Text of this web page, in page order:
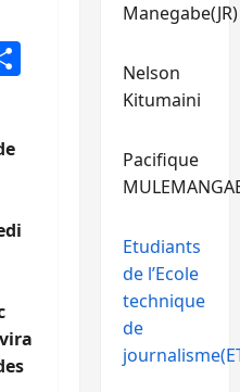
Partager
Manegabe(JR)
Nelson
Kitumaini
Pacifique
Etudiants
de l’Ecole
technique
de